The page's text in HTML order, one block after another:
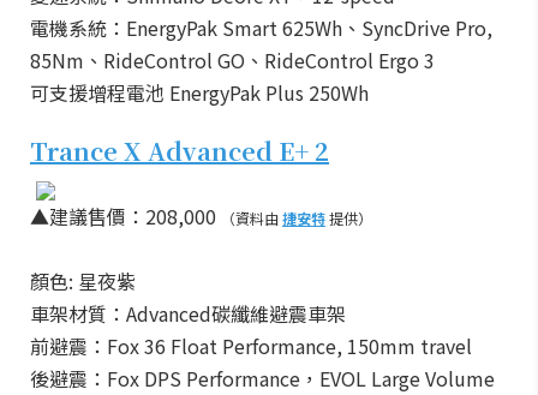
電機系統：EnergyPak Smart 625Wh、SyncDrive Pro,
85Nm、RideControl GO、RideControl Ergo 3
可支援增程電池 EnergyPak Plus 250Wh
Trance X Advanced E+ 2
▲建議售價：208,000 （資料由捷安特提供）
顏色: 星夜紫
車架材質：Advanced碳纖維避震車架
前避震：Fox 36 Float Performance, 150mm travel
後避震：Fox DPS Performance，EVOL Large Volume